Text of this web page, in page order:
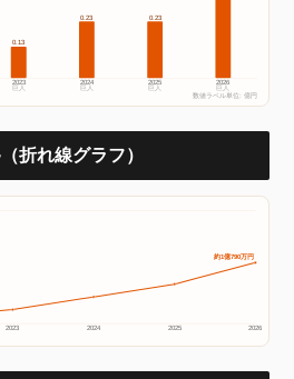
0.13
2023
巨人
0.23
2024
巨人
0.23
2025
巨人
2026
巨人
数値ラベル単位: 億円
折れ線グラフ）
2023 2024 2025 2026
約1億790万円